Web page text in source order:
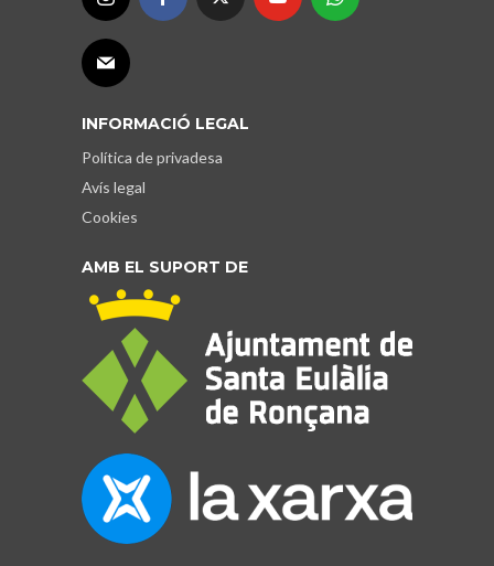
INFORMACIÓ LEGAL
Política de privadesa
Avís legal
Cookies
AMB EL SUPORT DE